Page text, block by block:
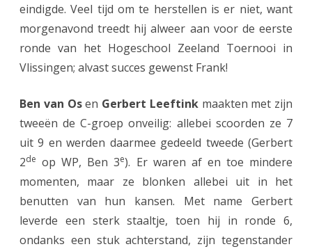
e
n
i
D
i
r
e
n
eindigde. Veel tijd om te herstellen is er niet, want
morgenavond treedt hij alweer aan voor de eerste
ronde van het Hogeschool Zeeland Toernooi in
Vlissingen; alvast succes gewenst Frank!
Ben van Osen Gerbert Leeftinkmaakten met zijn
tweeën de C-groep onveilig: allebei scoorden ze 7
uit 9 en werden daarmee gedeeld tweede (Gerbert
2de op WP, Ben 3e). Er waren af en toe mindere
momenten, maar ze blonken allebei uit in het
benutten van hun kansen. Met name Gerbert
leverde een sterk staaltje, toen hij in ronde 6,
ondanks een stuk achterstand, zijn tegenstander